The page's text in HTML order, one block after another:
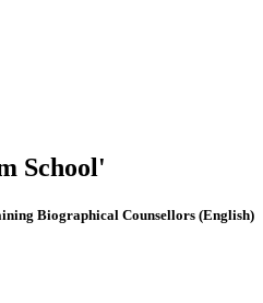
School'
(English) Hotam School for Training Biographical Counsellors